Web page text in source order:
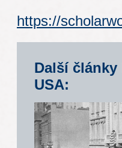
https://
Další články
USA: